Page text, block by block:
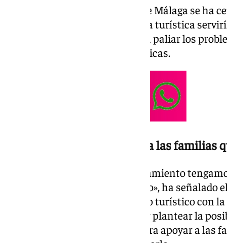
En su intervención, el alcalde de Málaga se ha
Torre, la implantación de la tasa turística
precios del alquiler, o ayudaría a paliar los
mediante nuevas políticas públicas.
«La tasa puede ir destinada a las familias
“Que alguna vez desde el Ayuntamiento
para poner el impuesto turístico», ha señalado
fórmulas que combinen “el éxito turístico con
malagueños». Por ello, el regidor plantear la
obtenida con esta tasa, sirva para apoyar a las